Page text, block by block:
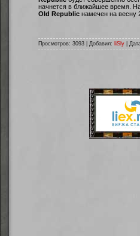
начнется в ближайшее время.
Old Republic намечен на весну
Просмотров: 3093 | Добавил: liSly |